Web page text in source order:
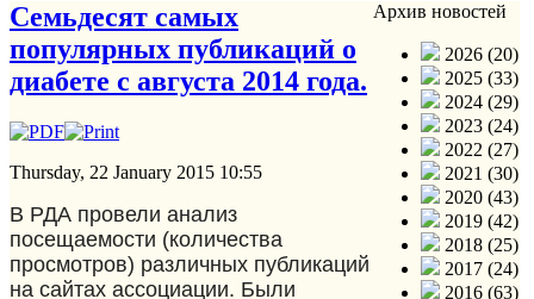
Семьдесят самых
популярных публикаций о
диабете с августа 2014 года.
Thursday, 22 January 2015 10:55
В РДА провели анализ
посещаемости (количества
просмотров) различных публикаций
на сайтах ассоциации. Были
Архив новостей
2026 (20)
2025 (33)
2024 (29)
2023 (24)
2022 (27)
2021 (30)
2020 (43)
2019 (42)
2018 (25)
2017 (24)
2016 (63)